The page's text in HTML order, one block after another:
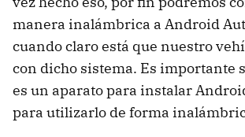
manera inalámbrica a Android
cuando claro está que nuestro
con dicho sistema. Es importante
es un aparato para instalar
para utilizarlo de forma